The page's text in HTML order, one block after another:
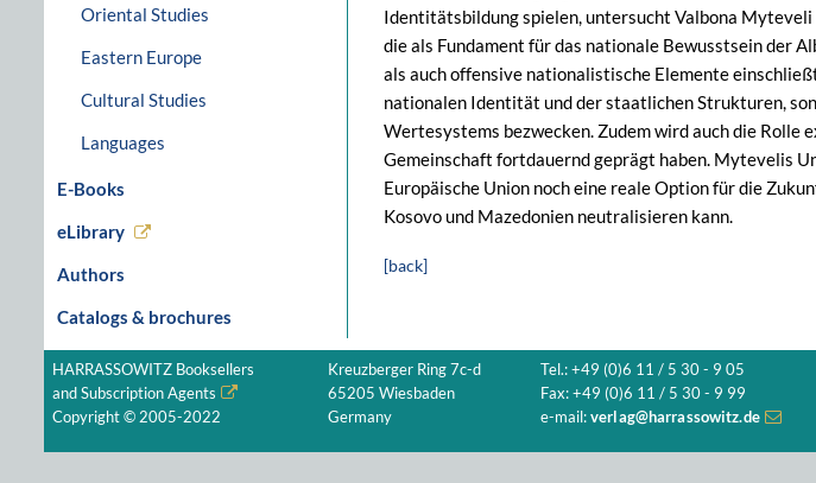
Oriental Studies
Eastern Europe
Cultural Studies
Languages
E-Books
eLibrary
Authors
Catalogs & brochures
Identitätsbildung spielen, untersucht Valbona
die als Fundament für das nationale Bewusstsein der
als auch offensive nationalistische Elemente
nationalen Identität und der staatlichen Strukturen,
Wertesystems bezwecken. Zudem wird auch die
Gemeinschaft fortdauernd geprägt haben. Mytevelis
Europäische Union noch eine reale Option für die
Kosovo und Mazedonien neutralisieren kann.
[back]
HARRASSOWITZ Booksellers
and Subscription Agents
Copyright © 2005-2022
Kreuzberger Ring 7c-d
65205 Wiesbaden
Germany
Tel.: +49 (0)6 11 / 5 30 - 9 05
Fax: +49 (0)6 11 / 5 30 - 9 99
e-mail: verlag@harrassowitz.de